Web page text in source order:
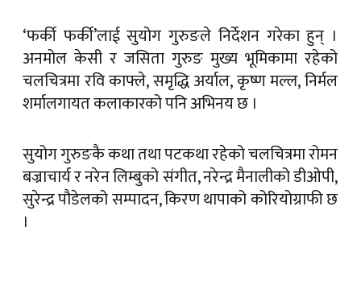
‘फर्की फर्की’लाई सुयोग गुरुङले निर्देशन गरेका हुन् ।
अनमोल केसी र जसिता गुरुङ मुख्य भूमिकामा रहेको
चलचित्रमा रवि काफ्ले, समृद्धि अर्याल, कृष्ण मल्ल, निर्मल
शर्मालगायत कलाकारको पनि अभिनय छ ।
सुयोग गुरुङकै कथा तथा पटकथा रहेको चलचित्रमा रोमन
बज्राचार्य र नरेन लिम्बुको संगीत, नरेन्द्र मैनालीको डीओपी,
सुरेन्द्र पौडेलको सम्पादन, किरण थापाको कोरियोग्राफी छ
।